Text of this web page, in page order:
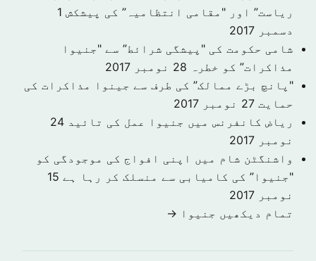
ریاست” اور "مقامی انتظامیہ” کی پیشکش 1
دسمبر 2017
شامی حکومت کی "پیشگی شرائط” سے "جنیوا
مذاکرات” کو خطرہ 28 نومبر 2017
"پانچ بڑے ممالک” کی طرف سے جینوا مذاکرات کی
حمایت 27 نومبر 2017
ریاض کانفرنس میں جنیوا عمل کی تائید 24
نومبر 2017
واشنگٹن شام میں اپنی افواج کی موجودگی کو
"جنیوا” کی کامیابی سے منسلک کر رہا ہے 15
نومبر 2017
تمام دیکھیں جنیوا →